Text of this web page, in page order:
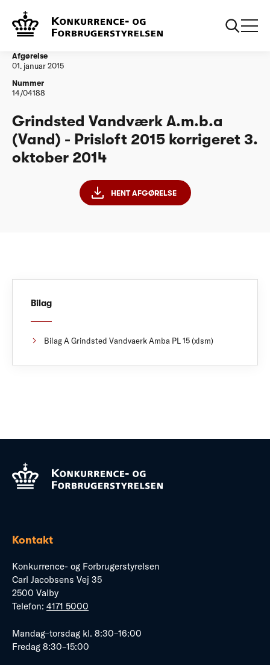
Vandtilsyn
03102014
Afgørelse
01. januar 2015
Nummer
14/04188
Grindsted Vandværk A.m.b.a
(Vand) - Prisloft 2015 korrigeret 3.
oktober 2014
HENT AFGØRELSE
Bilag
Bilag A Grindsted Vandvaerk Amba PL 15 (xlsm)
Kontakt
Konkurrence- og Forbrugerstyrelsen
Carl Jacobsens Vej 35
2500 Valby
Telefon: 4171 5000
Mandag–torsdag kl. 8:30–16:00
Fredag 8:30–15:00